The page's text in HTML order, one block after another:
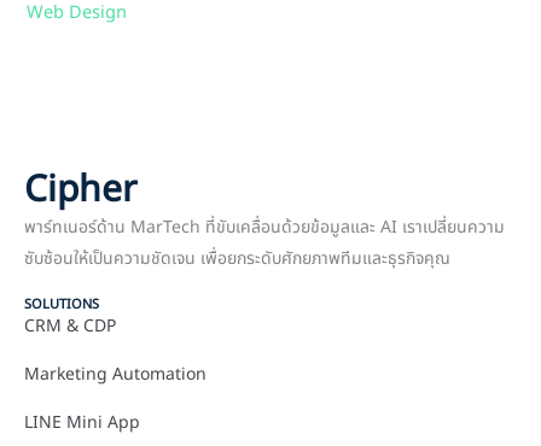
Web Design
Cipher
พาร์ทเนอร์ด้าน MarTech ที่ขับเคลื่อนด้วยข้อมูลและ AI เราเปลี่ยนความ
ซับซ้อนให้เป็นความชัดเจน เพื่อยกระดับศักยภาพทีมและธุรกิจคุณ
SOLUTIONS
CRM & CDP
Marketing Automation
LINE Mini App